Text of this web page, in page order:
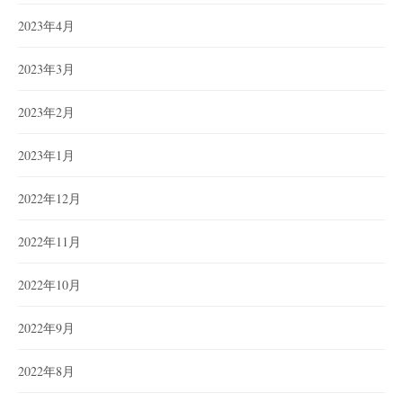
2023年4月
2023年3月
2023年2月
2023年1月
2022年12月
2022年11月
2022年10月
2022年9月
2022年8月